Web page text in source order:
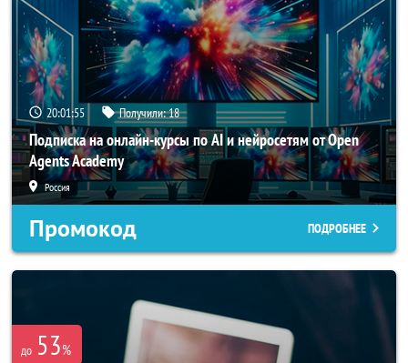
20:01:54 Получили:18
Подписка на онлайн-курсы по AI и нейросетям от Open
Agents Academy
Россия
Промокод ПОДРОБНЕЕ
до 53%